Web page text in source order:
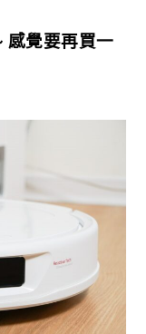
感覺要再買一